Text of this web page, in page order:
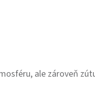
ale zároveň